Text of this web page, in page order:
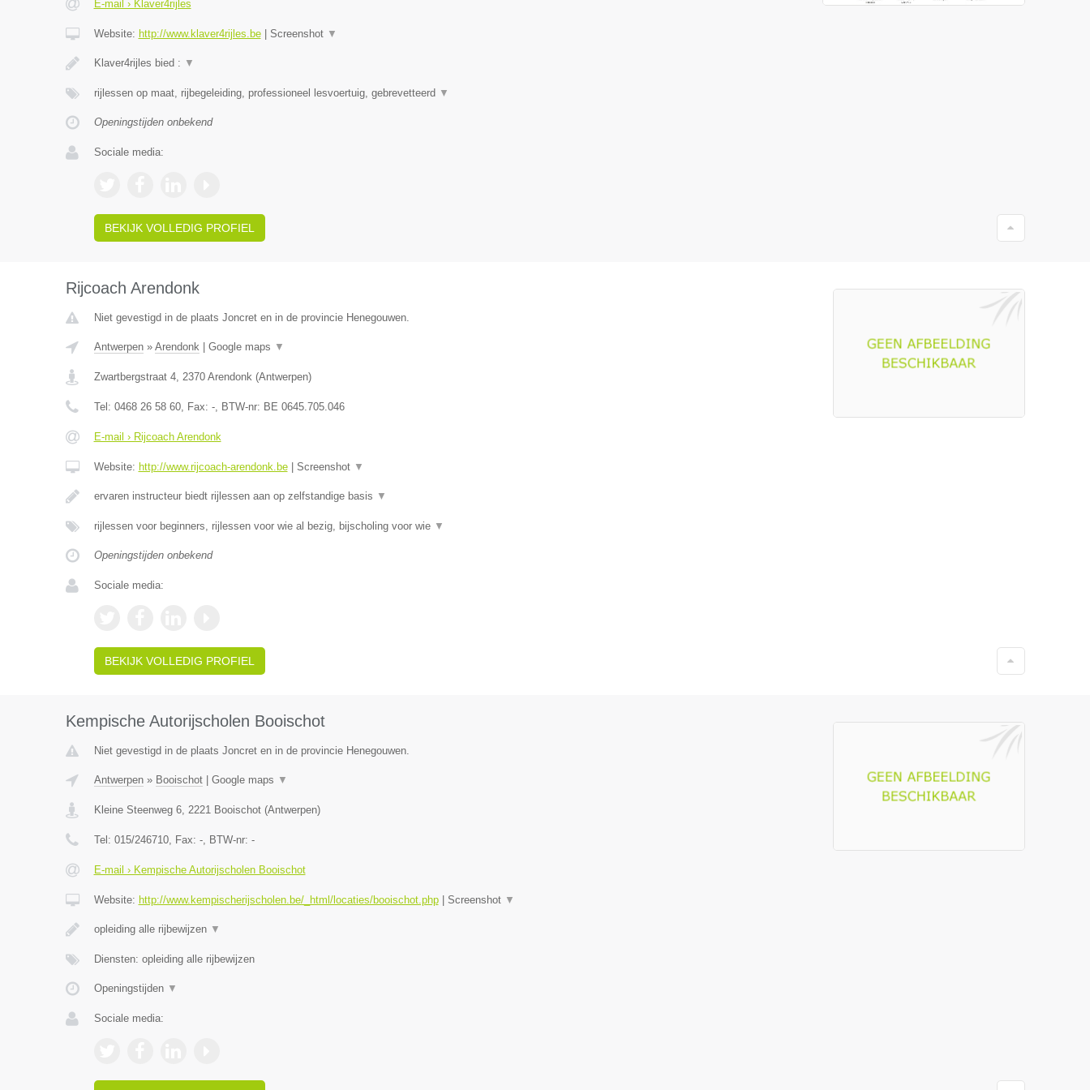
E-mail › Klaver4rijles
Website: http://www.klaver4rijles.be| Screenshot ▼
Klaver4rijles bied : ▼
rijlessen op maat, rijbegeleiding, professioneel lesvoertuig, gebrevetteerd ▼
Openingstijden onbekend
Sociale media:
BEKIJK VOLLEDIG PROFIEL
Rijcoach Arendonk
Niet gevestigd in de plaats Joncret en in de provincie Henegouwen.
Antwerpen» Arendonk| Google maps ▼
Zwartbergstraat 4, 2370 Arendonk(Antwerpen)
Tel: 0468 26 58 60, Fax: -, BTW-nr: BE 0645.705.046
E-mail › Rijcoach Arendonk
Website: http://www.rijcoach-arendonk.be| Screenshot ▼
ervaren instructeur biedt rijlessen aan op zelfstandige basis ▼
rijlessen voor beginners, rijlessen voor wie al bezig, bijscholing voor wie ▼
Openingstijden onbekend
Sociale media:
BEKIJK VOLLEDIG PROFIEL
Kempische Autorijscholen Booischot
Niet gevestigd in de plaats Joncret en in de provincie Henegouwen.
Antwerpen» Booischot| Google maps ▼
Kleine Steenweg 6, 2221 Booischot(Antwerpen)
Tel: 015/246710, Fax: -, BTW-nr: -
E-mail › Kempische Autorijscholen Booischot
Website: http://www.kempischerijscholen.be/_html/locaties/booischot.php| Screenshot ▼
opleiding alle rijbewijzen ▼
Diensten: opleiding alle rijbewijzen
Openingstijden ▼
Sociale media: